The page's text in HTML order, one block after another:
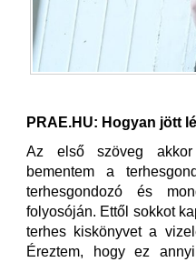
PRAE.HU: Hogyan jött
Az első szöveg akkor
bementem a
terhesgondozó és
folyosóján. Ettől sokkot
terhes kiskönyvet a
Éreztem, hogy ez